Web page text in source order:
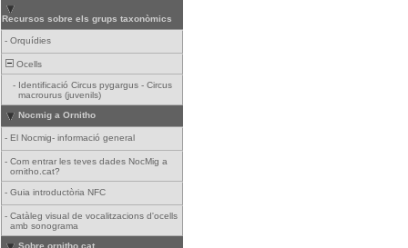
Recursos sobre els grups taxonòmics
- Orquídies
Ocells
- Identificació Circus pygargus - Circus
macrourus (juvenils)
Nocmig a Ornitho
- El Nocmig- informació general
- Com entrar les teves dades NocMig a
ornitho.cat?
- Guia introductòria NFC
- Catàleg visual de vocalitzacions d'ocells
amb sonograma
Sobre ornitho.cat